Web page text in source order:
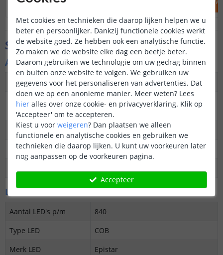
Specificaties
Algemene kenmerken
Dimbaar
Ja
3M plakstrip over de
gehele lengte
Ja
Garantie
5 jaar
Op maat te knippen
24V: elke 3,6 cm
LED's en licht
Aantal LED's p/m
840
Type LED
COB
Merk LED
Epistar
Met cookies en technieken die daarop lijken helpen we u
beter en persoonlijker. Dankzij functionele cookies werkt
de website goed. Ze hebben ook een analytische functie.
Zo maken we de website elke dag een beetje beter.
Daarom gebruiken we technologie om uw gedrag binnen
en buiten onze website te volgen. We gebruiken uw
gegevens voor het personaliseren van advertenties. Dat
doen we op een anonieme manier. Meer weten? Lees
hier alles over onze cookie- en privacyverklaring. Klik op
'Accepteer' om te accepteren.
Kiest u voor weigeren? Dan plaatsen we alleen
functionele en analytische cookies en gebruiken we
technieken die daarop lijken. U kunt uw voorkeuren later
nog aanpassen op de voorkeuren pagina.
Accepteer